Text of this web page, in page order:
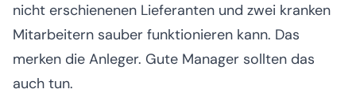
nicht erschienenen Lieferanten und zwei kranken
Mitarbeitern sauber funktionieren kann. Das
merken die Anleger. Gute Manager sollten das
auch tun.